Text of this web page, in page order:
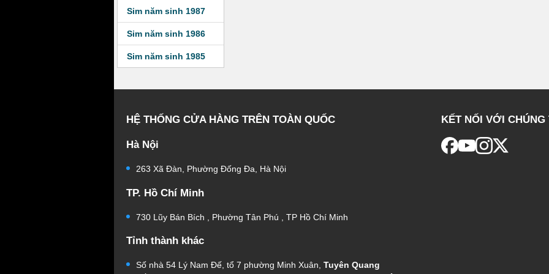
Sim năm sinh 1987
Sim năm sinh 1986
Sim năm sinh 1985
HỆ THỐNG CỬA HÀNG TRÊN TOÀN QUỐC
Hà Nội
263 Xã Đàn, Phường Đống Đa, Hà Nội
TP. Hồ Chí Minh
730 Lũy Bán Bích , Phường Tân Phú , TP Hồ Chí Minh
Tỉnh thành khác
Số nhà 54 Lý Nam Đế, tổ 7 phường Minh Xuân, Tuyên Quang
KẾT NỐI VỚI CHÚNG